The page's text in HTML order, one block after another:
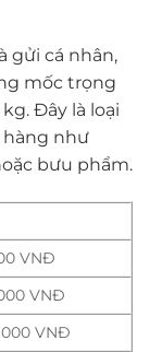
gửi cá nhân,
mốc trọng
Đây là loại
hàng như
bưu phẩm.
VNĐ
VNĐ
VNĐ